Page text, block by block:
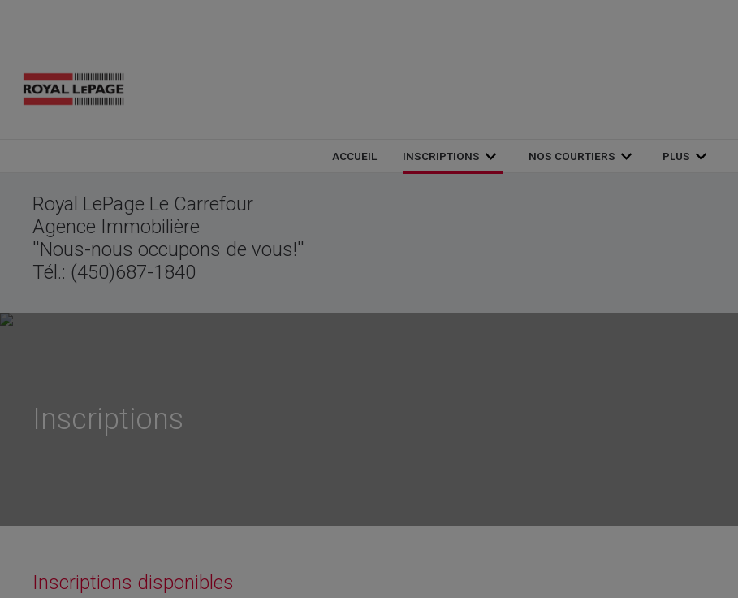
ACCUEIL INSCRIPTIONS NOS COURTIERS PLUS
Royal LePage Le Carrefour
Agence Immobilière
''Nous-nous occupons de vous!''
Tél.: (450)687-1840
Inscriptions
Inscriptions disponibles